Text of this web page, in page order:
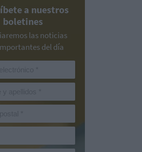
a nuestros
boletines
las noticias
del día